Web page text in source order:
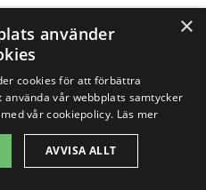
lokala
Om
eller komplexa
×
använder
cookies för att förbättra
vår webbplats samtycker
vår cookiepolicy. Läs mer
AVVISA ALLT